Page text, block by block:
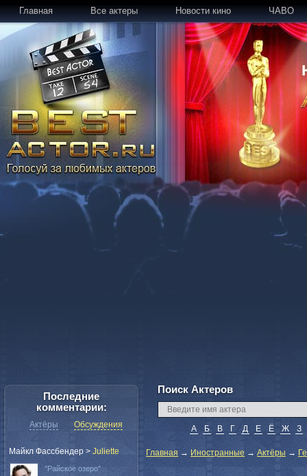
Главная Все актеры Новости кино ЧАВО
Поиск Актеров
А Б В Г Д Е Ё Ж З
Главная → Иностранные → Актёры →
Последние
комментарии:
Актёры Обсуждения
Майкл Фассбендер > Juliette
"Райское озеро"